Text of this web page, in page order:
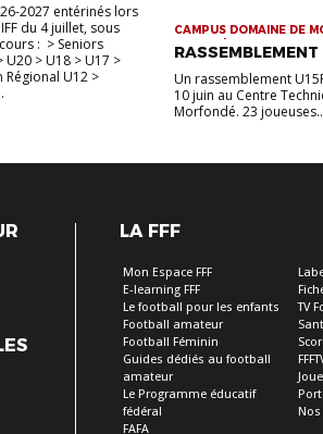
2027 entérinés lors
du 4 juillet, sous
: > Seniors
U20 > U18 > U17 >
Régional U12 >
CAMPUS DOMAINE DE
JEUNES |
Un rassemblement
10 juin au Centre
Morfondé. 23
LA FFF
Mon Espace FFF
E-learning FFF
Le football pour les enfants
Football amateur
Football Féminin
Guides dédiés au football
amateur
Le Programme éducatif
fédéral
FAFA
TV